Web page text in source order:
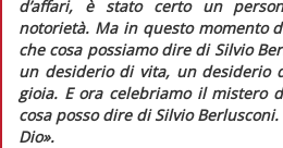
d’affari, è stato certo un
notorietà. Ma in questo momento
che cosa possiamo dire di Silvio
un desiderio di vita, un desiderio
gioia. E ora celebriamo il mistero
cosa posso dire di Silvio
Dio».